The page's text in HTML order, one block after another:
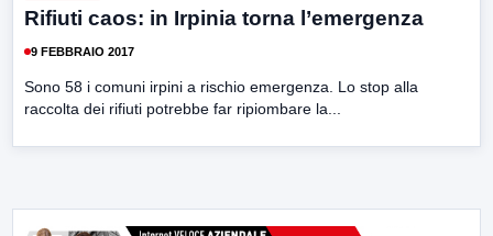
Rifiuti caos: in Irpinia torna l’emergenza
9 FEBBRAIO 2017
Sono 58 i comuni irpini a rischio emergenza. Lo stop alla
raccolta dei rifiuti potrebbe far ripiombare la...